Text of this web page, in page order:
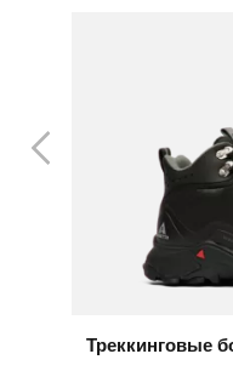
Треккинговые